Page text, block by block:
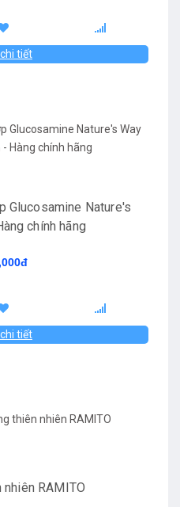
tiết
Glucosamine Nature's
chính hãng
tiết
RAMITO